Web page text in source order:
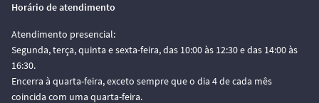
Horário de atendimento
Atendimento presencial:
Segunda, terça, quinta e sexta-feira, das 10:00 às 12:30 e das 14:00 às
16:30.
Encerra à quarta-feira, exceto sempre que o dia 4 de cada mês
coincida com uma quarta-feira.